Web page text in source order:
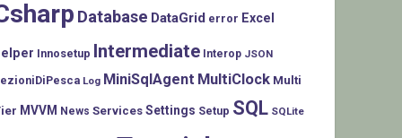
Database DataGrid error Excel
Innosetup Intermediate Interop JSON
Log MiniSqlAgent MultiClock Multi
MVVM News Services Settings Setup SQL SQLite